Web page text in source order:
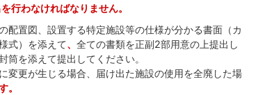
行わなければなりません。
配置図、設置する特定施設等の仕様が分かる書面（カ
式）を添えて、 全ての書類を正副2部用意の上提出し
を添えて提出してください。
変更が生じる場合、届け出た施設の使用を全廃した場
。